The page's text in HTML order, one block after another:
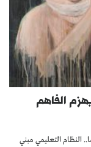
الفاهم
النظام التعليمي مبني